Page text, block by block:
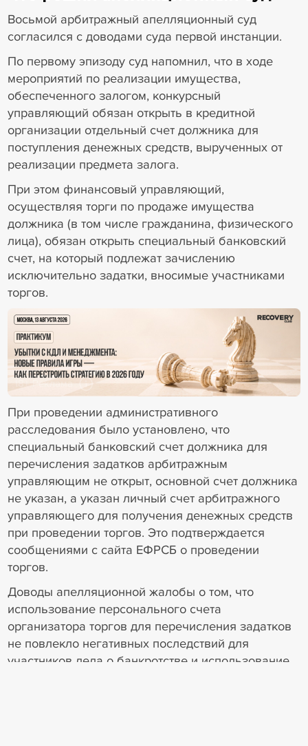
Восьмой арбитражный апелляционный суд
согласился с доводами суда первой инстанции.
По первому эпизоду суд напомнил, что в ходе
мероприятий по реализации имущества,
обеспеченного залогом, конкурсный
управляющий обязан открыть в кредитной
организации отдельный счет должника для
поступления денежных средств, вырученных от
реализации предмета залога.
При этом финансовый управляющий,
осуществляя торги по продаже имущества
должника (в том числе гражданина, физического
лица), обязан открыть специальный банковский
счет, на который подлежат зачислению
исключительно задатки, вносимые участниками
торгов.
18+ Реклама
При проведении административного
расследования было установлено, что
специальный банковский счет должника для
перечисления задатков арбитражным
управляющим не открыт, основной счет должника
не указан, а указан личный счет арбитражного
управляющего для получения денежных средств
при проведении торгов. Это подтверждается
сообщениями с сайта ЕФРСБ о проведении
торгов.
Доводы апелляционной жалобы о том, что
использование персонального счета
организатора торгов для перечисления задатков
не повлекло негативных последствий для
участников дела о банкротстве и использование